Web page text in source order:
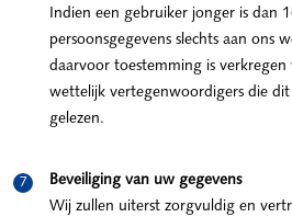
Indien een gebruiker jonger is dan
persoonsgegevens slechts aan ons
daarvoor toestemming is
wettelijk vertegenwoordigers die dit
gelezen.
Beveiliging van uw gegevens
Wij zullen uiterst zorgvuldig en